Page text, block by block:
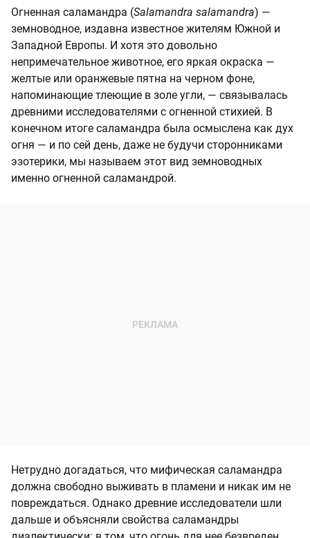
Огненная саламандра (Salamandra salamandra) —
земноводное, издавна известное жителям Южной и
Западной Европы. И хотя это довольно
непримечательное животное, его яркая окраска —
желтые или оранжевые пятна на черном фоне,
напоминающие тлеющие в золе угли, — связывалась
древними исследователями с огненной стихией. В
конечном итоге саламандра была осмыслена как дух
огня — и по сей день, даже не будучи сторонниками
эзотерики, мы называем этот вид земноводных
именно огненной саламандрой.
Нетрудно догадаться, что мифическая саламандра
должна свободно выживать в пламени и никак им не
повреждаться. Однако древние исследователи шли
дальше и объясняли свойства саламандры